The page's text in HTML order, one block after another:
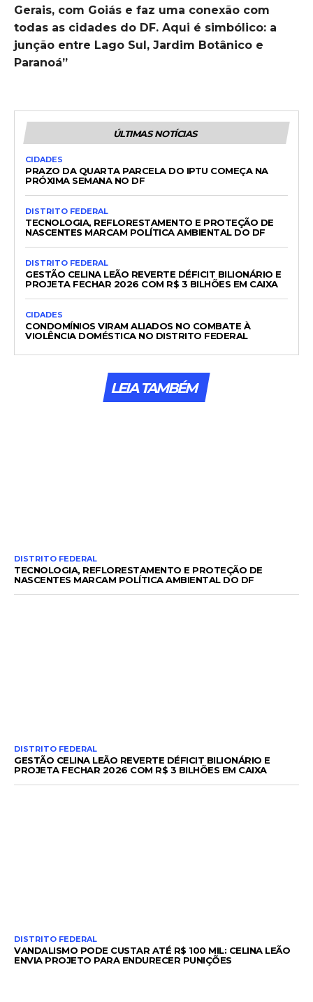
Gerais, com Goiás e faz uma conexão com
todas as cidades do DF. Aqui é simbólico: a
junção entre Lago Sul, Jardim Botânico e
Paranoá”
ÚLTIMAS NOTÍCIAS
CIDADES
PRAZO DA QUARTA PARCELA DO IPTU COMEÇA NA
PRÓXIMA SEMANA NO DF
DISTRITO FEDERAL
TECNOLOGIA, REFLORESTAMENTO E PROTEÇÃO DE
NASCENTES MARCAM POLÍTICA AMBIENTAL DO DF
DISTRITO FEDERAL
GESTÃO CELINA LEÃO REVERTE DÉFICIT BILIONÁRIO E
PROJETA FECHAR 2026 COM R$ 3 BILHÕES EM CAIXA
CIDADES
CONDOMÍNIOS VIRAM ALIADOS NO COMBATE À
VIOLÊNCIA DOMÉSTICA NO DISTRITO FEDERAL
LEIA TAMBÉM
DISTRITO FEDERAL
TECNOLOGIA, REFLORESTAMENTO E PROTEÇÃO DE
NASCENTES MARCAM POLÍTICA AMBIENTAL DO DF
DISTRITO FEDERAL
GESTÃO CELINA LEÃO REVERTE DÉFICIT BILIONÁRIO E
PROJETA FECHAR 2026 COM R$ 3 BILHÕES EM CAIXA
DISTRITO FEDERAL
VANDALISMO PODE CUSTAR ATÉ R$ 100 MIL: CELINA LEÃO
ENVIA PROJETO PARA ENDURECER PUNIÇÕES